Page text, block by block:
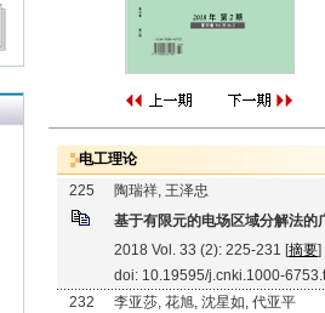
电工理论
225
陶瑞祥, 王泽忠
基于有限元的电场区域分解法的
2018 Vol. 33 (2): 225-231 [摘要]
doi: 10.19595/j.cnki.1000-
232
李亚莎, 花旭, 沈星如, 代亚平